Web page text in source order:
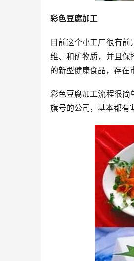
彩色豆腐加工
目前这个小工厂很有
维、和矿物质，并且保
的新型健康食品，存在
彩色豆腐加工流程很简
旗号的公司，基本都有